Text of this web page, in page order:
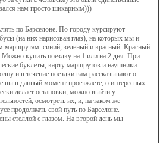
нам просто шикарным)))
по Барселоне. По городу курсируют
(на них нарисован глаз), на которых мы и
маршрутам: синий, зеленый и красный. Красный
Можно купить поездку на 1 или на 2 дня. При
буклеты, карту маршрутов и наушники.
и в течение поездки вам рассказывают о
вы в данный момент проезжаете, о интересных
делает остановки, можно выйти у
осмотреть их, и, на таком же
продолжать свой путь по Барселоне.
стеллой с глазом. На второй день мы